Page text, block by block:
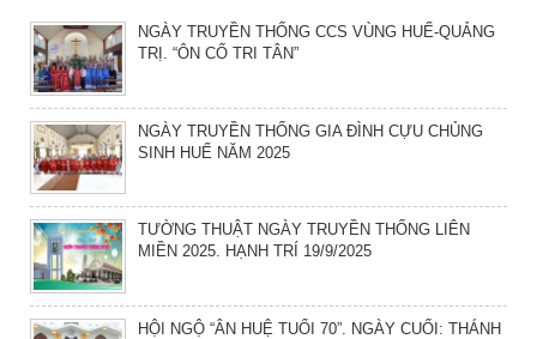
NGÀY TRUYỀN THỐNG CCS VÙNG HUẾ-QUẢNG
TRỊ. “ÔN CỐ TRI TÂN”
NGÀY TRUYỀN THỐNG GIA ĐÌNH CỰU CHỦNG
SINH HUẾ NĂM 2025
TƯỜNG THUẬT NGÀY TRUYỀN THỐNG LIÊN
MIỀN 2025. HẠNH TRÍ 19/9/2025
HỘI NGỘ “ÂN HUỆ TUỔI 70”. NGÀY CUỐI: THÁNH